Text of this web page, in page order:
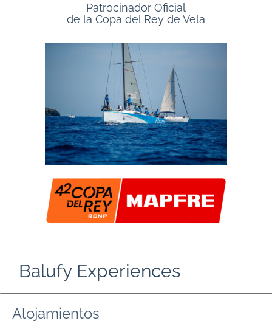
Patrocinador Oficial
de la Copa del Rey de Vela
Balufy Experiences
Alojamientos